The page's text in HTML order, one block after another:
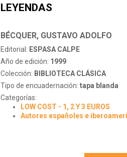
LEYENDAS
BÉCQUER, GUSTAVO ADOLFO
Editorial: ESPASA CALPE
Año de edición: 1999
Colección: BIBLIOTECA CLÁSICA
Tipo de encuadernación: tapa blanda
Categorías:
LOW COST - 1, 2 Y 3 EUROS
Autores españoles e